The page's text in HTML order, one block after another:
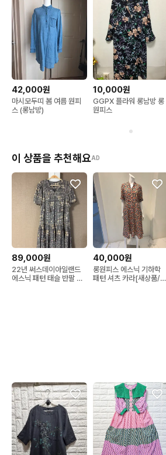
42,000원
마시모두띠 봄 여름 원피
스 (롱남방)
10,000원
GGPX 플라워 롱남방 롱
원피스
이 상품을 추천해요AD
89,000원
22년 써스데이아일랜드
에스닉 패턴 태슬 반팔 롱
40,000원
롱원피스 에스닉 기하학
패턴 셔츠 카라[새상품/급